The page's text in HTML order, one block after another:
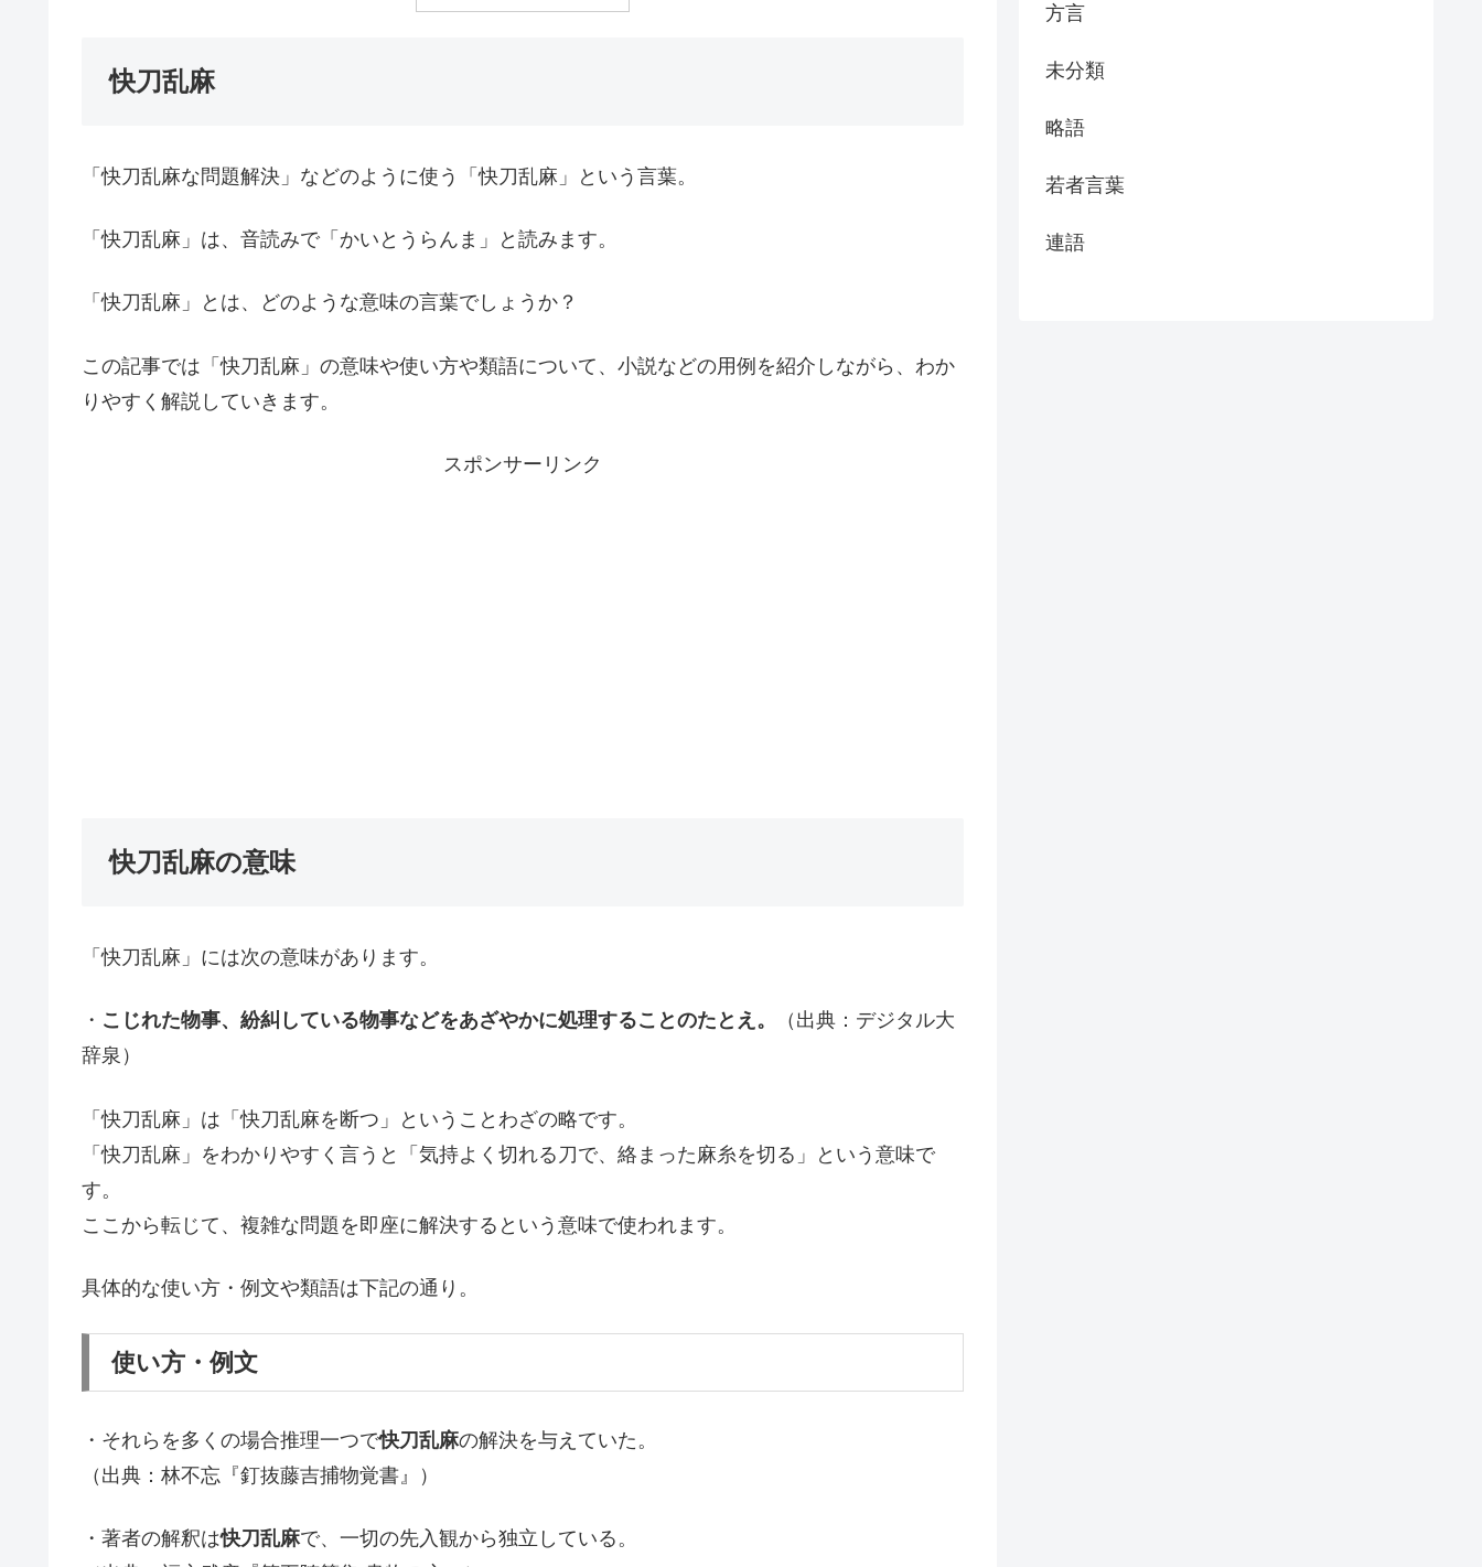
快刀乱麻
「快刀乱麻な問題解決」などのように使う「快刀乱麻」という言葉。
「快刀乱麻」は、音読みで「かいとうらんま」と読みます。
「快刀乱麻」とは、どのような意味の言葉でしょうか？
この記事では「快刀乱麻」の意味や使い方や類語について、小説などの用例を紹介しながら、わか
りやすく解説していきます。
スポンサーリンク
快刀乱麻の意味
「快刀乱麻」には次の意味があります。
・ こじれた物事、紛糾している物事などをあざやかに処理することのたとえ。
（出典：デジタル大
辞泉）
「快刀乱麻」は「快刀乱麻を断つ」ということわざの略です。
「快刀乱麻」をわかりやすく言うと「気持よく切れる刀で、絡まった麻糸を切る」という意味で
す。
ここから転じて、複雑な問題を即座に解決するという意味で使われます。
具体的な使い方・例文や類語は下記の通り。
使い方・例文
・それらを多くの場合推理一つで快刀乱麻の解決を与えていた。
（出典：林不忘『釘抜藤吉捕物覚書』）
・著者の解釈は快刀乱麻で、一切の先入観から独立している。
方言
未分類
略語
若者言葉
連語